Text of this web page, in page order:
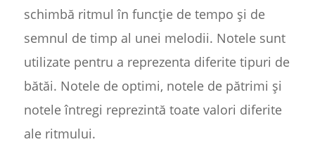
schimbă ritmul în funcție de tempo și de
semnul de timp al unei melodii. Notele sunt
utilizate pentru a reprezenta diferite tipuri de
bătăi. Notele de optimi, notele de pătrimi și
notele întregi reprezintă toate valori diferite
ale ritmului.